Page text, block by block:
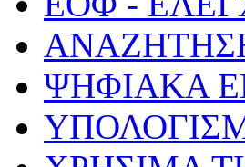
ΨΗΦΙΑΚΑ